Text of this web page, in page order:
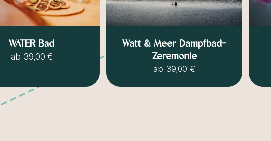
WATER Bad
ab 39,00 €
Watt & Meer Dampfbad-
Zeremonie
ab 39,00 €